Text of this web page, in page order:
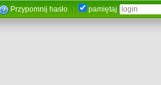
Przypomnij hasło pamiętaj